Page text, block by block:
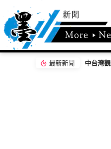
最新新聞